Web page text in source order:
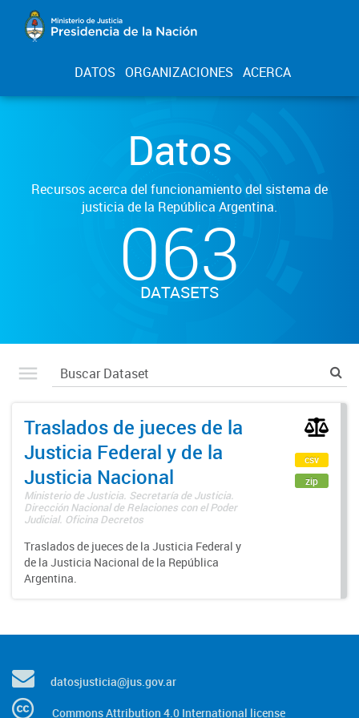
DATOS ORGANIZACIONES ACERCA
Datos
Recursos acerca del funcionamiento del sistema de
justicia de la República Argentina.
063
DATASETS
Traslados de jueces de la
Justicia Federal y de la
Justicia Nacional
Ministerio de Justicia. Secretaría de Justicia.
Dirección Nacional de Relaciones con el Poder
Judicial. Oficina Decretos
Traslados de jueces de la Justicia Federal y
de la Justicia Nacional de la República
Argentina.
csv
zip
datosjusticia@jus.gov.ar
Commons Attribution 4.0 International license